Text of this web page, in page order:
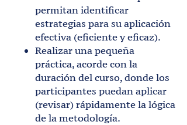
permitan identificar
estrategias para su aplicación
efectiva (eficiente y eficaz).
Realizar una pequeña
práctica, acorde con la
duración del curso, donde los
participantes puedan aplicar
(revisar) rápidamente la lógica
de la metodología.